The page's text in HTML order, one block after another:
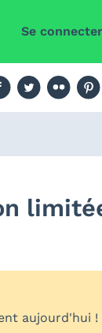
Se connecter
aujourd'hui !